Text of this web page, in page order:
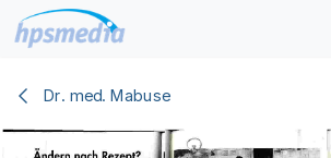
Zum Inhalt springen
Dr. med. Mabuse